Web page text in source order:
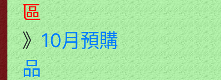
區
》10月預購
品